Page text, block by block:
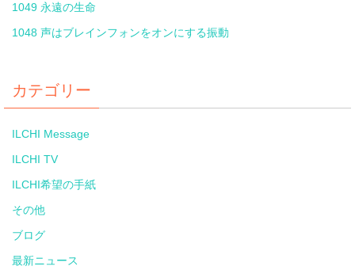
1049 永遠の生命
1048 声はブレインフォンをオンにする振動
カテゴリー
ILCHI Message
ILCHI TV
ILCHI希望の手紙
その他
ブログ
最新ニュース